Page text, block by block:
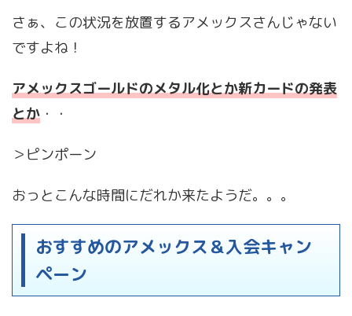
さぁ、この状況を放置するアメックスさんじゃない
ですよね！
アメックスゴールドのメタル化とか新カードの発表
とか ・・
＞ピンポーン
おっとこんな時間にだれか来たようだ。。。
おすすめのアメックス＆入会キャン
ペーン